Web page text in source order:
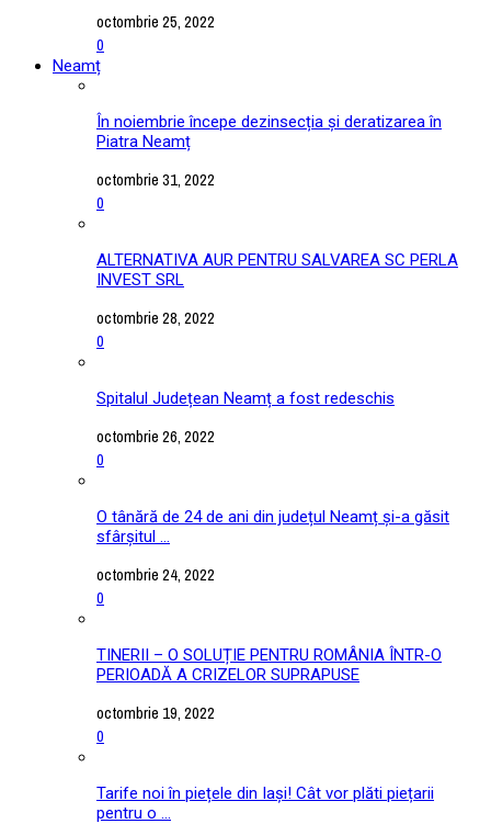
octombrie 25, 2022
0
Neamț
În noiembrie începe dezinsecția și deratizarea în
Piatra Neamț
octombrie 31, 2022
0
ALTERNATIVA AUR PENTRU SALVAREA SC PERLA
INVEST SRL
octombrie 28, 2022
0
Spitalul Județean Neamț a fost redeschis
octombrie 26, 2022
0
O tânără de 24 de ani din județul Neamț și-a găsit
sfârșitul ...
octombrie 24, 2022
0
TINERII – O SOLUȚIE PENTRU ROMÂNIA ÎNTR-O
PERIOADĂ A CRIZELOR SUPRAPUSE
octombrie 19, 2022
0
Tarife noi în piețele din Iași! Cât vor plăti piețarii
pentru o ...